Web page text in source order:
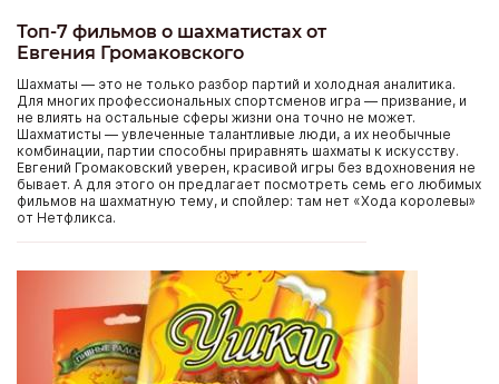
Топ-7 фильмов о шахматистах от
Евгения Громаковского
Шахматы — это не только разбор партий и холодная аналитика.
Для многих профессиональных спортсменов игра — призвание, и
не влиять на остальные сферы жизни она точно не может.
Шахматисты — увлеченные талантливые люди, а их необычные
комбинации, партии способны приравнять шахматы к искусству.
Евгений Громаковский уверен, красивой игры без вдохновения не
бывает. А для этого он предлагает посмотреть семь его любимых
фильмов на шахматную тему, и спойлер: там нет «Хода королевы»
от Нетфликса.